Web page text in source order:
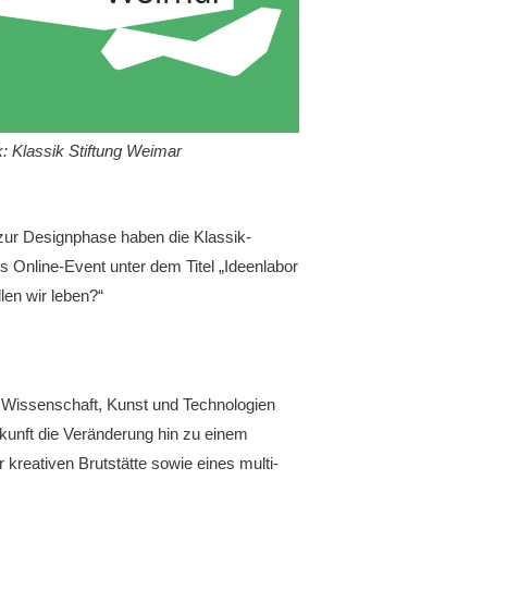
Klassik Stiftung Weimar
Designphase haben die Klassik-
Event unter dem Titel „Ideenlabor
wir leben?“
Kunst und Technologien
die Veränderung hin zu einem
kreativen Brutstätte sowie eines multi-